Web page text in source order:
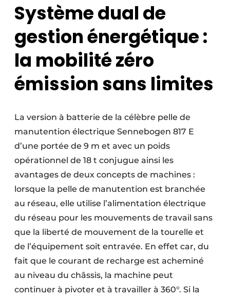
Système dual de
gestion énergétique :
la mobilité zéro
émission sans limites
La version à batterie de la célèbre pelle de
manutention électrique Sennebogen 817 E
d’une portée de 9 m et avec un poids
opérationnel de 18 t conjugue ainsi les
avantages de deux concepts de machines :
lorsque la pelle de manutention est branchée
au réseau, elle utilise l’alimentation électrique
du réseau pour les mouvements de travail sans
que la liberté de mouvement de la tourelle et
de l’équipement soit entravée. En effet car, du
fait que le courant de recharge est acheminé
au niveau du châssis, la machine peut
continuer à pivoter et à travailler à 360°. Si la